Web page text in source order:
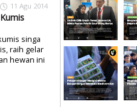
11 Agu 2014
singa
raih gelar
hewan ini